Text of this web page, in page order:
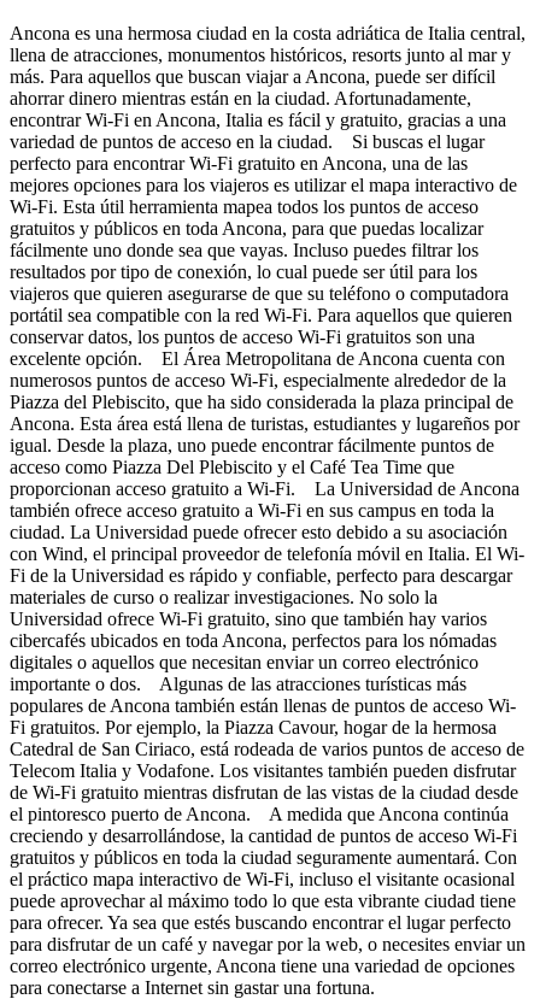
Ancona es una hermosa ciudad en la costa adriática de Italia central,
llena de atracciones, monumentos históricos, resorts junto al mar y
más. Para aquellos que buscan viajar a Ancona, puede ser difícil
ahorrar dinero mientras están en la ciudad. Afortunadamente,
encontrar Wi-Fi en Ancona, Italia es fácil y gratuito, gracias a una
variedad de puntos de acceso en la ciudad. Si buscas el lugar
perfecto para encontrar Wi-Fi gratuito en Ancona, una de las
mejores opciones para los viajeros es utilizar el mapa interactivo de
Wi-Fi. Esta útil herramienta mapea todos los puntos de acceso
gratuitos y públicos en toda Ancona, para que puedas localizar
fácilmente uno donde sea que vayas. Incluso puedes filtrar los
resultados por tipo de conexión, lo cual puede ser útil para los
viajeros que quieren asegurarse de que su teléfono o computadora
portátil sea compatible con la red Wi-Fi. Para aquellos que quieren
conservar datos, los puntos de acceso Wi-Fi gratuitos son una
excelente opción. El Área Metropolitana de Ancona cuenta con
numerosos puntos de acceso Wi-Fi, especialmente alrededor de la
Piazza del Plebiscito, que ha sido considerada la plaza principal de
Ancona. Esta área está llena de turistas, estudiantes y lugareños por
igual. Desde la plaza, uno puede encontrar fácilmente puntos de
acceso como Piazza Del Plebiscito y el Café Tea Time que
proporcionan acceso gratuito a Wi-Fi. La Universidad de Ancona
también ofrece acceso gratuito a Wi-Fi en sus campus en toda la
ciudad. La Universidad puede ofrecer esto debido a su asociación
con Wind, el principal proveedor de telefonía móvil en Italia. El Wi-
Fi de la Universidad es rápido y confiable, perfecto para descargar
materiales de curso o realizar investigaciones. No solo la
Universidad ofrece Wi-Fi gratuito, sino que también hay varios
cibercafés ubicados en toda Ancona, perfectos para los nómadas
digitales o aquellos que necesitan enviar un correo electrónico
importante o dos. Algunas de las atracciones turísticas más
populares de Ancona también están llenas de puntos de acceso Wi-
Fi gratuitos. Por ejemplo, la Piazza Cavour, hogar de la hermosa
Catedral de San Ciriaco, está rodeada de varios puntos de acceso de
Telecom Italia y Vodafone. Los visitantes también pueden disfrutar
de Wi-Fi gratuito mientras disfrutan de las vistas de la ciudad desde
el pintoresco puerto de Ancona. A medida que Ancona continúa
creciendo y desarrollándose, la cantidad de puntos de acceso Wi-Fi
gratuitos y públicos en toda la ciudad seguramente aumentará. Con
el práctico mapa interactivo de Wi-Fi, incluso el visitante ocasional
puede aprovechar al máximo todo lo que esta vibrante ciudad tiene
para ofrecer. Ya sea que estés buscando encontrar el lugar perfecto
para disfrutar de un café y navegar por la web, o necesites enviar un
correo electrónico urgente, Ancona tiene una variedad de opciones
para conectarse a Internet sin gastar una fortuna.